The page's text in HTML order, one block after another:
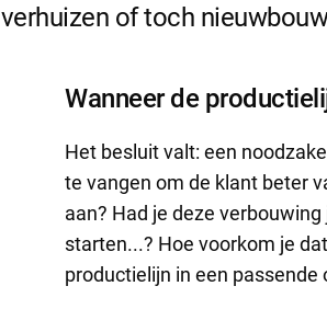
verhuizen of toch
Wanneer de
Het besluit valt: een
te vangen om de klant beter
aan? Had je deze
starten...? Hoe voorkom je
productielijn in een passende